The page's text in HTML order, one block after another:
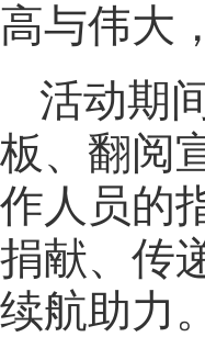
高与伟大
活动期
板、翻阅
作人员的
捐献、传
续航助力